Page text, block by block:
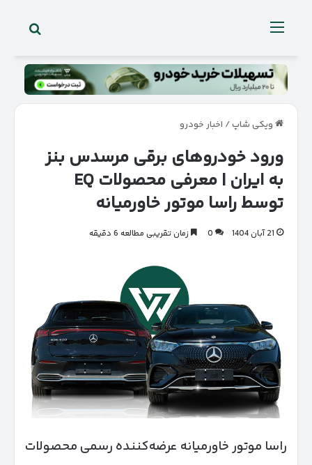
منو
ویکی شاپ/ اخبار خودرو
ورود خودروهای برقی مرسدس بنز
به ایران | معرفی محصولات EQ
توسط راسا موتور خاورمیانه
21 آبان 1404 0 زمان تقریبی مطالعه 6 دقیقه
راسا موتور خاورمیانه عرضه‌کننده رسمی محصولات